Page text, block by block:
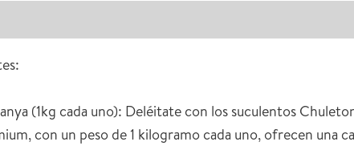
(1kg cada uno): Deléitate con los suculentos
con un peso de 1 kilogramo cada uno, ofrecen una